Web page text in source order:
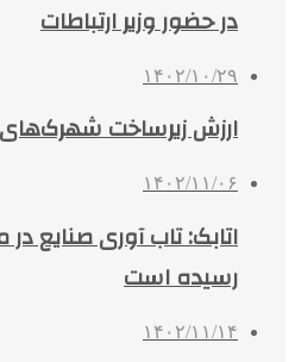
در حضور وزیر ارتباطات
۱۴۰۲/۱۰/۲۹
ارزش زیرساخت شهرک‌های صنعتی
۱۴۰۲/۱۱/۰۶
اتابک: تاب آوری صنایع
رسیده است
۱۴۰۲/۱۱/۱۴